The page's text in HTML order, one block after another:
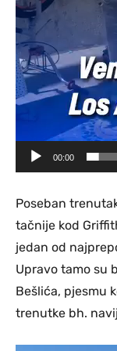
00:00
Poseban
tačnije kod
jedan od
Upravo tamo su
Bešlića, pjesmu
trenutke bh.